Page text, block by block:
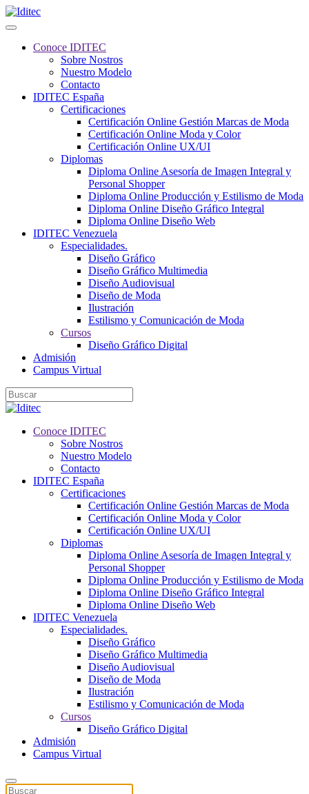
Conoce IDITEC
Sobre Nostros
Nuestro Modelo
Contacto
IDITEC España
Certificaciones
Certificación Online Gestión Marcas de Moda
Certificación Online Moda y Color
Certificación Online UX/UI
Diplomas
Diploma Online Asesoría de Imagen Integral y
Personal Shopper
Diploma Online Producción y Estilismo de Moda
Diploma Online Diseño Gráfico Integral
Diploma Online Diseño Web
IDITEC Venezuela
Especialidades.
Diseño Gráfico
Diseño Gráfico Multimedia
Diseño Audiovisual
Diseño de Moda
Ilustración
Estilismo y Comunicación de Moda
Cursos
Diseño Gráfico Digital
Admisión
Campus Virtual
Conoce IDITEC
Sobre Nostros
Nuestro Modelo
Contacto
IDITEC España
Certificaciones
Certificación Online Gestión Marcas de Moda
Certificación Online Moda y Color
Certificación Online UX/UI
Diplomas
Diploma Online Asesoría de Imagen Integral y
Personal Shopper
Diploma Online Producción y Estilismo de Moda
Diploma Online Diseño Gráfico Integral
Diploma Online Diseño Web
IDITEC Venezuela
Especialidades.
Diseño Gráfico
Diseño Gráfico Multimedia
Diseño Audiovisual
Diseño de Moda
Ilustración
Estilismo y Comunicación de Moda
Cursos
Diseño Gráfico Digital
Admisión
Campus Virtual